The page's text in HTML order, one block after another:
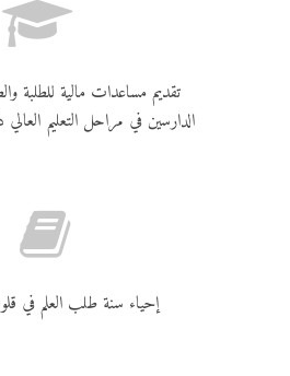
تقديم مساعدات مالية للطلبة
الدارسين في مراحل التعليم
إحياء سنة طلب العلم في